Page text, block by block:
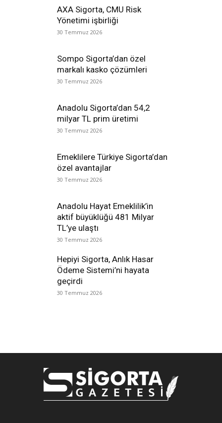
AXA Sigorta, CMU Risk
Yönetimi işbirliği
30 Temmuz 2026
Sompo Sigorta’dan özel
markalı kasko çözümleri
30 Temmuz 2026
Anadolu Sigorta’dan 54,2
milyar TL prim üretimi
30 Temmuz 2026
Emeklilere Türkiye Sigorta’dan
özel avantajlar
30 Temmuz 2026
Anadolu Hayat Emeklilik’in
aktif büyüklüğü 481 Milyar
TL’ye ulaştı
30 Temmuz 2026
Hepiyi Sigorta, Anlık Hasar
Ödeme Sistemi’ni hayata
geçirdi
30 Temmuz 2026